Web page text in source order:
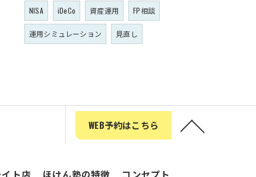
NISA iDeCo 資産運用 FP相談
運用シミュレーション 見直し
WEB予約はこちら
ト店 ほけん塾の特徴 コンセプト